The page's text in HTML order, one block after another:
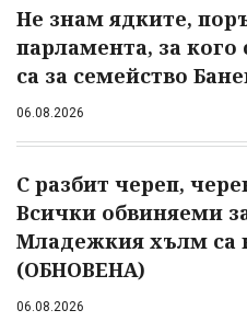
Не знам ядките,
парламента, за
са за семейство
06.08.2026
С разбит череп,
Всички обвиняеми
Младежкия хълм са
(ОБНОВЕНА)
06.08.2026